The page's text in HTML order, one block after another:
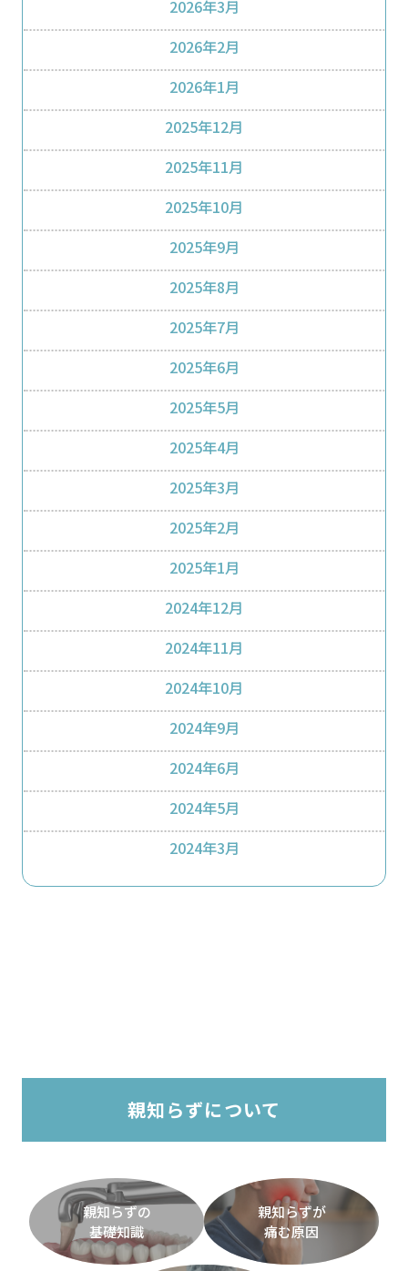
2026年3月
2026年2月
2026年1月
2025年12月
2025年11月
2025年10月
2025年9月
2025年8月
2025年7月
2025年6月
2025年5月
2025年4月
2025年3月
2025年2月
2025年1月
2024年12月
2024年11月
2024年10月
2024年9月
2024年6月
2024年5月
2024年3月
親知らずについて
親知らずの
基礎知識
親知らずが
痛む原因